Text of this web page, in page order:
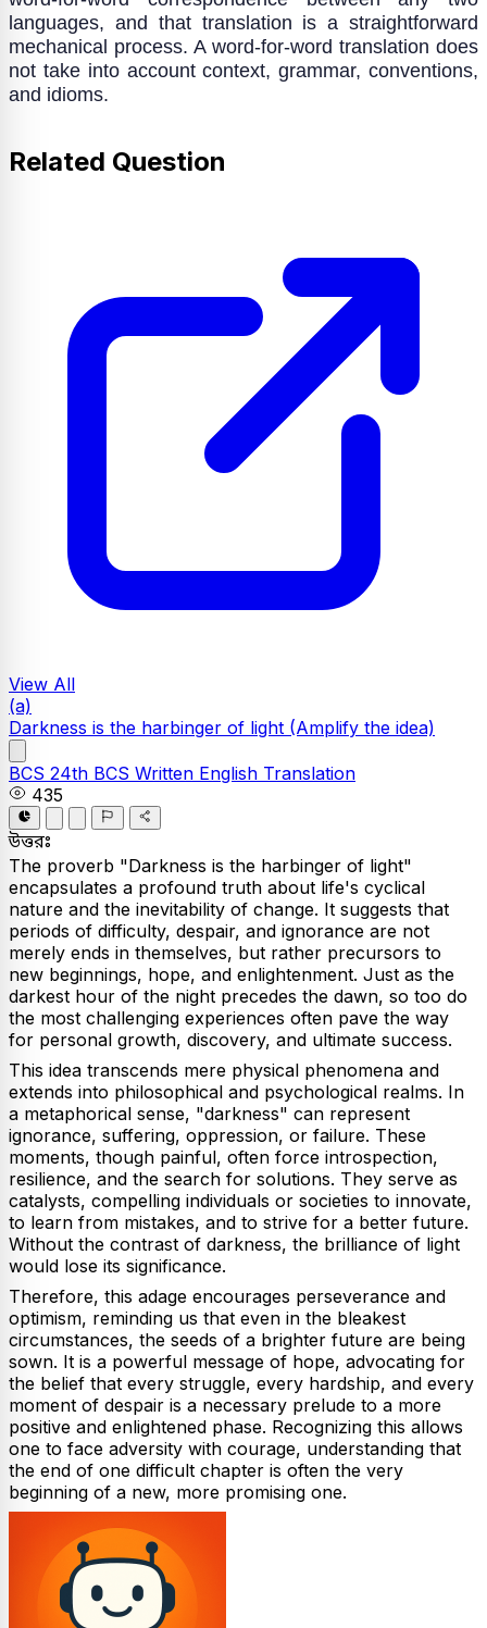
languages, and that translation is a straightforward
mechanical process. A word-for-word translation does
not take into account context, grammar, conventions,
and idioms.
Related Question
View All
(a)
Darkness is the harbinger of light (Amplify the idea)
BCS 24th BCS Written English Translation
435
উত্তরঃ
The proverb "Darkness is the harbinger of light"
encapsulates a profound truth about life's cyclical
nature and the inevitability of change. It suggests that
periods of difficulty, despair, and ignorance are not
merely ends in themselves, but rather precursors to
new beginnings, hope, and enlightenment. Just as the
darkest hour of the night precedes the dawn, so too do
the most challenging experiences often pave the way
for personal growth, discovery, and ultimate success.
This idea transcends mere physical phenomena and
extends into philosophical and psychological realms. In
a metaphorical sense, "darkness" can represent
ignorance, suffering, oppression, or failure. These
moments, though painful, often force introspection,
resilience, and the search for solutions. They serve as
catalysts, compelling individuals or societies to innovate,
to learn from mistakes, and to strive for a better future.
Without the contrast of darkness, the brilliance of light
would lose its significance.
Therefore, this adage encourages perseverance and
optimism, reminding us that even in the bleakest
circumstances, the seeds of a brighter future are being
sown. It is a powerful message of hope, advocating for
the belief that every struggle, every hardship, and every
moment of despair is a necessary prelude to a more
positive and enlightened phase. Recognizing this allows
one to face adversity with courage, understanding that
the end of one difficult chapter is often the very
beginning of a new, more promising one.